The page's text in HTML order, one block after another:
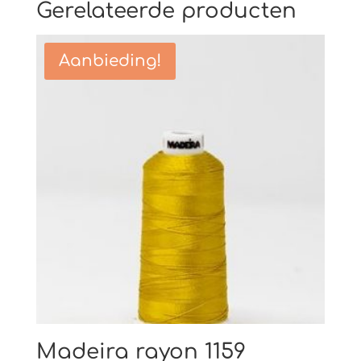
Gerelateerde producten
Aanbieding!
Madeira rayon 1159